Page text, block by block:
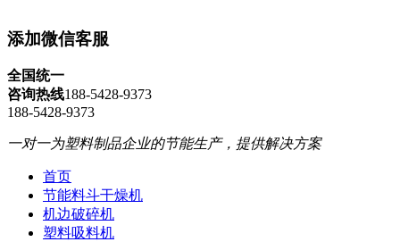
添加微信客服
全国统一
咨询热线188-5428-9373
188-5428-9373
一对一为塑料制品企业的节能生产，提供解决方案
首页
节能料斗干燥机
机边破碎机
塑料吸料机